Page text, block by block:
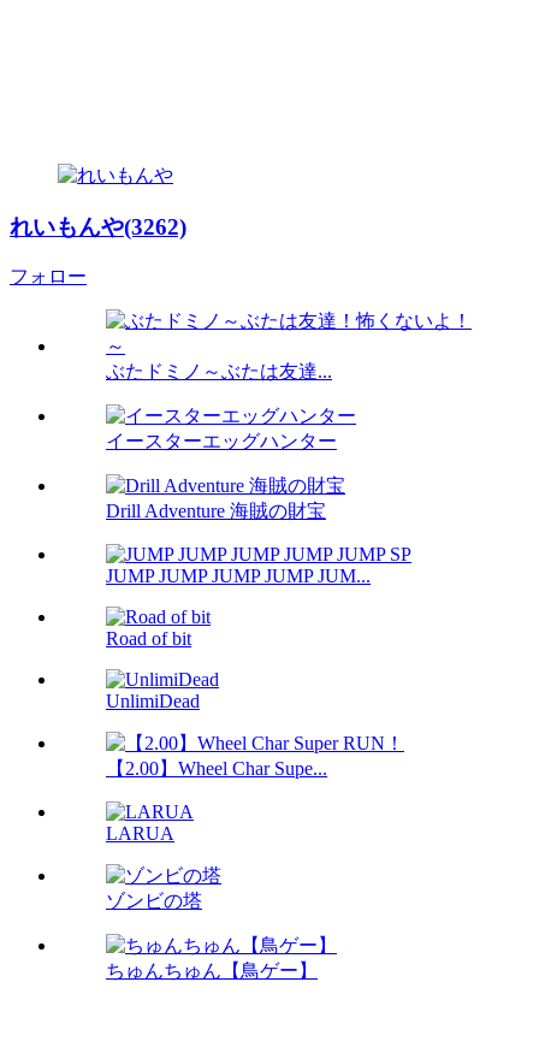
れいもんや(3262)
フォロー
ぶたドミノ～ぶたは友達...
イースターエッグハンター
Drill Adventure 海賊の財宝
JUMP JUMP JUMP JUMP JUM...
Road of bit
UnlimiDead
【2.00】Wheel Char Supe...
LARUA
ゾンビの塔
ちゅんちゅん【鳥ゲー】